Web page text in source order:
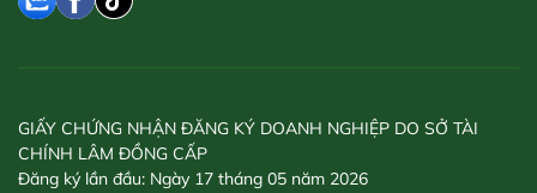
GIẤY CHỨNG NHẬN ĐĂNG KÝ DOANH NGHIỆP DO SỞ TÀI
CHÍNH LÂM ĐỒNG CẤP
Đăng ký lần đầu: Ngày 17 tháng 05 năm 2026